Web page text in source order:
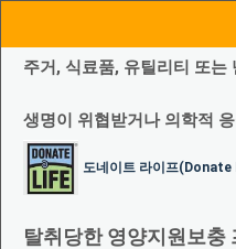
주거, 식료품, 유틸리티 또는
생명이 위협받거나 의학적
도네이트 라이프(Donate
탈취당한 영양지원보충